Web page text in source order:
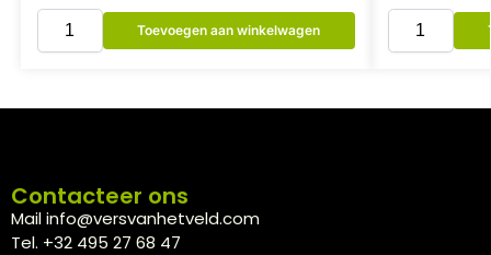
Toevoegen aan winkelwagen
Contacteer ons
Mail info@versvanhetveld.com
Tel. +32 495 27 68 47